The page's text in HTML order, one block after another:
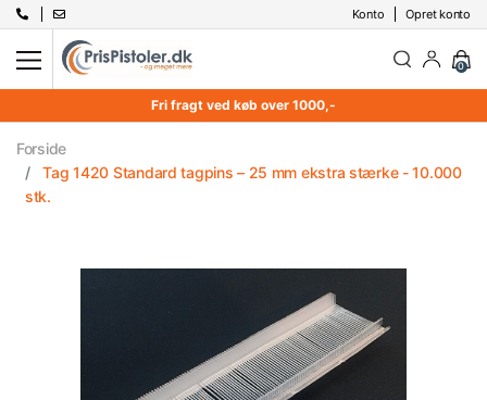
Konto Opret konto
0
Fri fragt ved køb over 1000,-
Forside
Tag 1420 Standard tagpins – 25 mm ekstra stærke - 10.000
stk.